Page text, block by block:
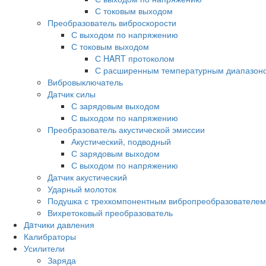
С токовым выходом
Преобразователь виброскорости
С выходом по напряжению
С токовым выходом
С HART протоколом
С расширенным температурным
Вибровыключатель
Датчик силы
С зарядовым выходом
С выходом по напряжению
Преобразователь акустической эмиссии
Акустический, подводный
С зарядовым выходом
С выходом по напряжению
Датчик акустический
Ударный молоток
Подушка с трехкомпонентным вибропреобразователем
Вихретоковый преобразователь
Дaтчики давления
Калибраторы
Усилители
Заряда